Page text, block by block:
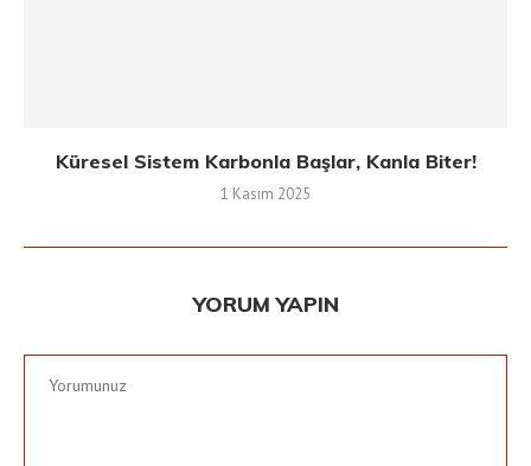
Küresel Sistem Karbonla Başlar, Kanla Biter!
1 Kasım 2025
YORUM YAPIN